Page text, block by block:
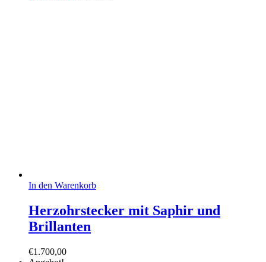
In den Warenkorb
Herzohrstecker mit Saphir und
Brillanten
€1.700,00